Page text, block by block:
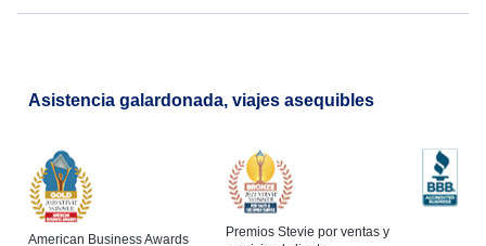
Asistencia galardonada, viajes asequibles
American Business Awards
Premios Stevie por ventas y